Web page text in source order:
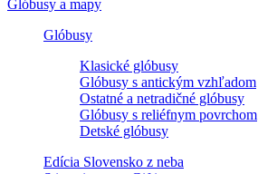
Glóbusy a mapy
Glóbusy
Klasické glóbusy
Glóbusy s antickým vzhľadom
Ostatné a netradičné glóbusy
Glóbusy s reliéfnym povrchom
Detské glóbusy
Edícia Slovensko z neba